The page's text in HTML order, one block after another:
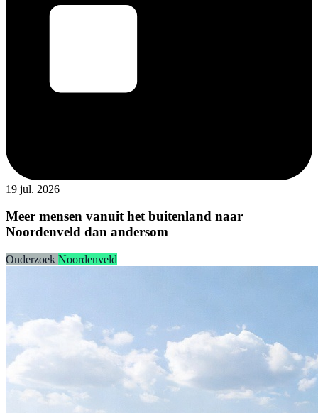
19 jul. 2026
Meer mensen vanuit het buitenland naar
Noordenveld dan andersom
Onderzoek Noordenveld